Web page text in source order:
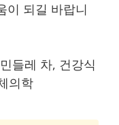
이 되길 바랍니
들레 차, 건강식
의학